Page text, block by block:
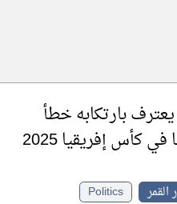
بارتكابه خطأ
كأس إفريقيا 2025
القمر
Politics